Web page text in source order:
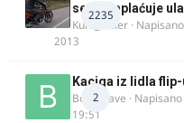
2235
se ne naplaćuje
Kum_Mixer · Napisano
2013
2
Kaciga iz lidla flip-
Bor-i-slave · Napisano
19:51